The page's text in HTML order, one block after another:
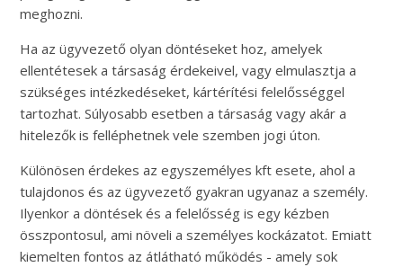
meghozni.
Ha az ügyvezető olyan döntéseket hoz, amelyek
ellentétesek a társaság érdekeivel, vagy elmulasztja a
szükséges intézkedéseket, kártérítési felelősséggel
tartozhat. Súlyosabb esetben a társaság vagy akár a
hitelezők is felléphetnek vele szemben jogi úton.
Különösen érdekes az egyszemélyes kft esete, ahol a
tulajdonos és az ügyvezető gyakran ugyanaz a személy.
Ilyenkor a döntések és a felelősség is egy kézben
összpontosul, ami növeli a személyes kockázatot. Emiatt
kiemelten fontos az átlátható működés - amely sok